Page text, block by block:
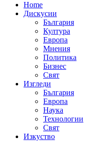
Home
Дискусии
България
Култура
Европа
Мнения
Политика
Бизнес
Свят
Изгледи
България
Европа
Наука
Технологии
Свят
Изкуство